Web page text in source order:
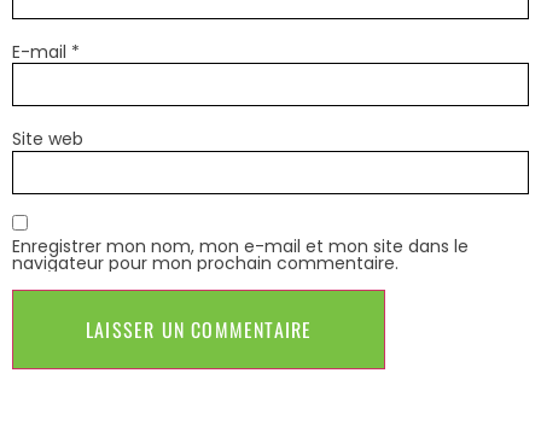
E-mail *
Site web
Enregistrer mon nom, mon e-mail et mon site dans le
navigateur pour mon prochain commentaire.